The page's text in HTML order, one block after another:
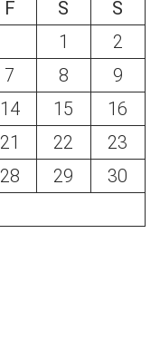
F S
S
1
2
7 8
9
14 15
16
21 22
23
28 29
30